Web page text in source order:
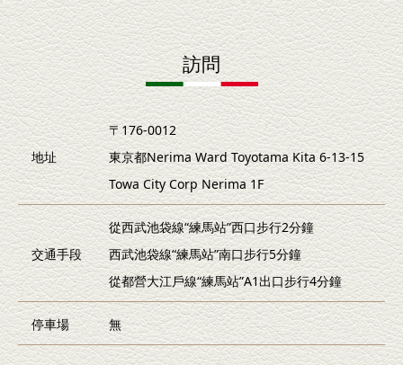
訪問
地址
〒176-0012
東京都Nerima Ward Toyotama Kita 6-13-15
Towa City Corp Nerima 1F
交通手段
從西武池袋線“練馬站”西口步行2分鐘
西武池袋線“練馬站”南口步行5分鐘
從都營大江戶線“練馬站”A1出口步行4分鐘
停車場 無